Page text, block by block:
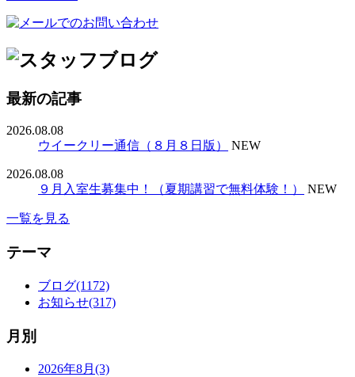
最新の記事
2026.08.08
ウイークリー通信（８月８日版）
NEW
2026.08.08
９月入室生募集中！（夏期講習で無料体験！）
NEW
一覧を見る
テーマ
ブログ(1172)
お知らせ(317)
月別
2026年8月(3)